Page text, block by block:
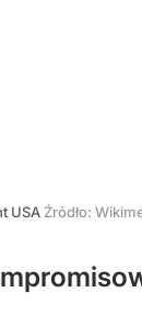
USA Źródło: